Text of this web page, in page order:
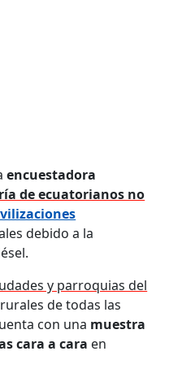
encuestadora
de ecuatorianos no
debido a la
y parroquias del
de todas las
con una muestra
cara a cara en